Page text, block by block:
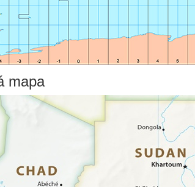
mapa